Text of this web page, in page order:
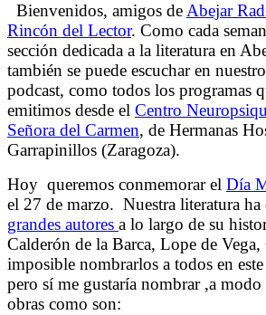
Bienvenidos, amigos deAbejar
Rincón del Lector. Como cada
sección dedicada a la literatura en
también se puede escuchar en
podcast, como todos los programas
emitimos desde el Centro
Señora del Carmen, de Hermanas
Garrapinillos (Zaragoza).
Hoy queremos conmemorar el Día
el 27 de marzo. Nuestra literatura ha
grandes autores a lo largo de su
Calderón de la Barca, Lope de
imposible nombrarlos a todos en
pero sí me gustaría nombrar ,a
obras como son: